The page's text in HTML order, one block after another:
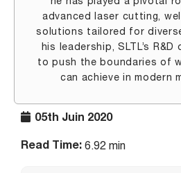
05th Juin 2020
Read Time: 6.92 min
advanced laser cutting,
solutions tailored for
his leadership, SLTL’s
to push the boundaries of
can achieve in modern